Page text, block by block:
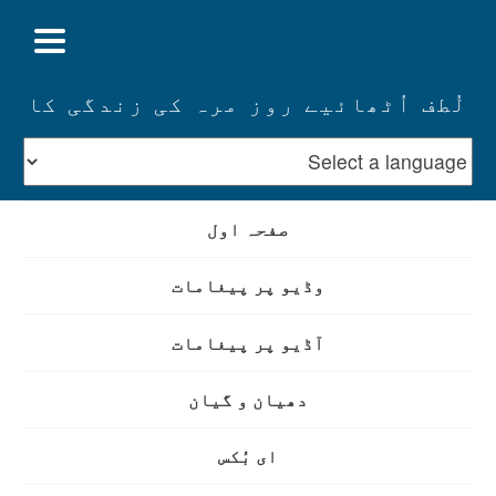
لُطف اُٹھائیے روز مرہ کی زندگی کا
صفحہ اول
وڈیو پر پیغامات
آڈیو پر پیغامات
دھیان و گیان
ای بُکس